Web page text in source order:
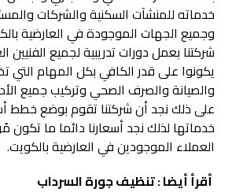
خدماته للمنشآت السكنية والشركات
وجميع الجهات الموجودة في العارضية
شركتنا بعمل دورات تدريبية لجميع الفنيين
يكونوا على قدر الكافي بكل المهام
والصيانة والصرف الصحي وتركيب جميع
على ذلك نجد أن شركتنا تقوم بوضع خطط
خدماتها لذلك نجد أسعارنا دائما ما تكون
العملاء الموجودين في العارضية بالكويت.
أقرأ أيضا :تنظيف جورة السرداب